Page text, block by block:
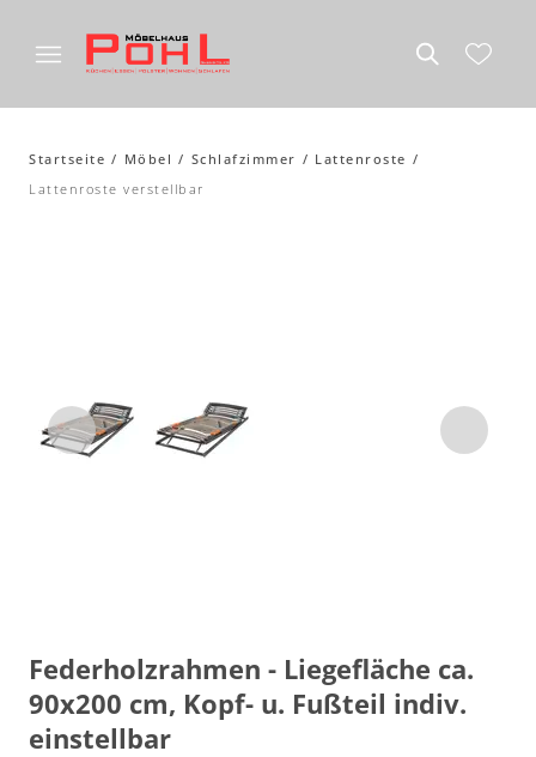
Startseite Möbel Schlafzimmer
Lattenroste
Lattenroste verstellbar
Federholzrahmen - Liegefläche ca.
90x200 cm, Kopf- u. Fußteil indiv.
einstellbar